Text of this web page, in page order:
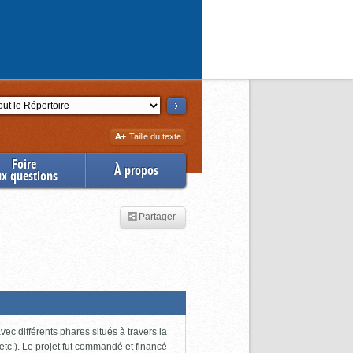
Augmenter
la
Taille du texte
Foire
questions À propos
Partager
différents phares situés à travers la
Le projet fut commandé et financé